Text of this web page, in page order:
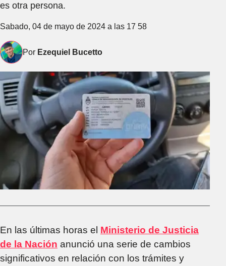
es otra persona.
Sabado, 04 de mayo de 2024 a las 17 58
Por Ezequiel Bucetto
En las últimas horas el Ministerio de Justicia
de la Nación anunció una serie de cambios
significativos en relación con los trámites y